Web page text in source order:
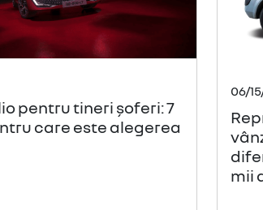
pentru tineri șoferi: 7
care este alegerea
06/
mii